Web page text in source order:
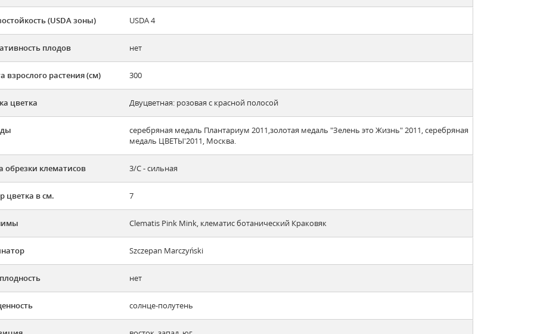
(USDA зоны) USDA 4
плодов нет
взрослого растения (см) 300
цветка Двуцветная: розовая с красной полосой
cеребряная медаль Плантариум 2011,золотая медаль "Зелень это Жизнь" 2011, cеребряная
медаль ЦВЕТЫ'2011, Москва.
обрезки клематисов 3/C - сильная
цветка в см. 7
Clematis Pink Mink, клематис ботанический Краковяк
Szczepan Marczyński
нет
солнце-полутень